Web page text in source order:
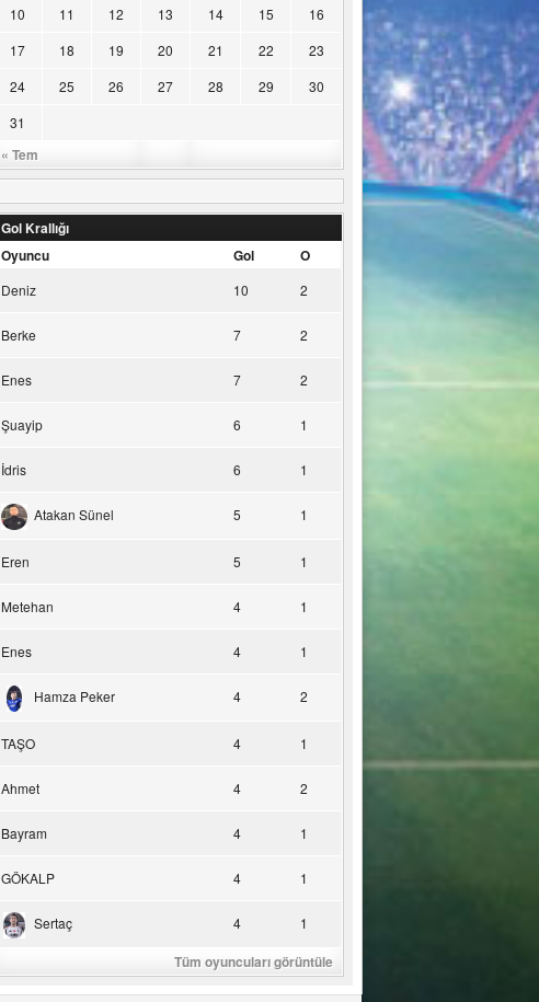
« Tem
10
11 12 13 14 15
16
17
18 19 20 21 22
23
24
25 26 27 28 29
30
31
Gol Krallığı
Oyuncu
Gol O
Deniz 10 2
Berke 7 2
Enes 7 2
Şuayip 6 1
İdris 6 1
Atakan Sünel 5 1
Eren 5 1
Metehan 4 1
Enes 4 1
Hamza Peker 4 2
TAŞO 4 1
Ahmet 4 2
Bayram 4 1
GÖKALP 4 1
Sertaç 4 1
Tüm oyuncuları görüntüle